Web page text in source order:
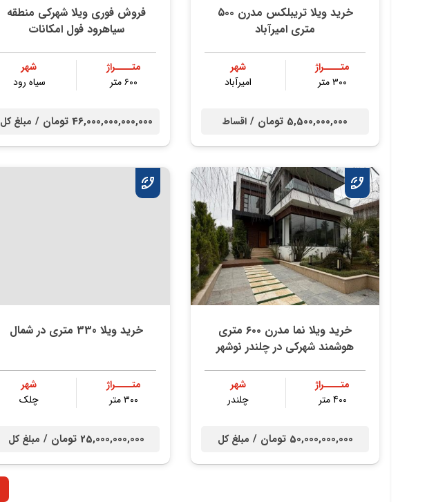
خرید ویلا تریبلکس مدرن ۵۰۰
متری امیرآباد
متــــراژ
۳۰۰ متر
شهر
امیرآباد
5,500,000,000 تومان / اقساط
فروش فوری ویلا شهرکی منطقه
سیاهرود فول امکانات
متــــراژ
۶۰۰ متر
شهر
سیاه رود
46,000,000,000,000 تومان / مبلغ کل
خريد ويلا نما مدرن ٦٠٠ متري
هوشمند شهركي در چلندر نوشهر
متــــراژ
400 متر
شهر
چلندر
50,000,000,000 تومان / مبلغ کل
خرید ویلا 330 متری در شمال
متــــراژ
۳۰۰ متر
شهر
چلک
25,000,000,000 تومان / مبلغ کل